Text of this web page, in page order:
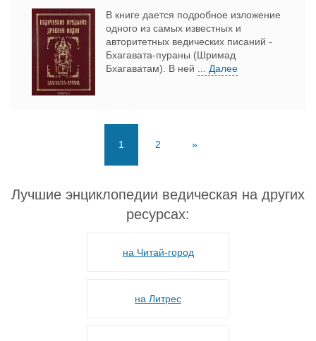
В книге дается подробное изложение
одного из самых известных и
авторитетных ведических писаний -
Бхагавата-пураны (Шримад
Бхагаватам). В ней
... Далее
1 2 »
Лучшие энциклопедии ведическая на других
ресурсах:
на Читай-город
на Литрес